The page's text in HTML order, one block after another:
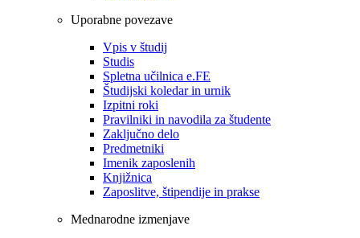
Uporabne povezave
Vpis v študij
Studis
Spletna učilnica e.FE
Študijski koledar in urnik
Izpitni roki
Pravilniki in navodila za študente
Zaključno delo
Predmetniki
Imenik zaposlenih
Knjižnica
Zaposlitve, štipendije in prakse
Mednarodne izmenjave